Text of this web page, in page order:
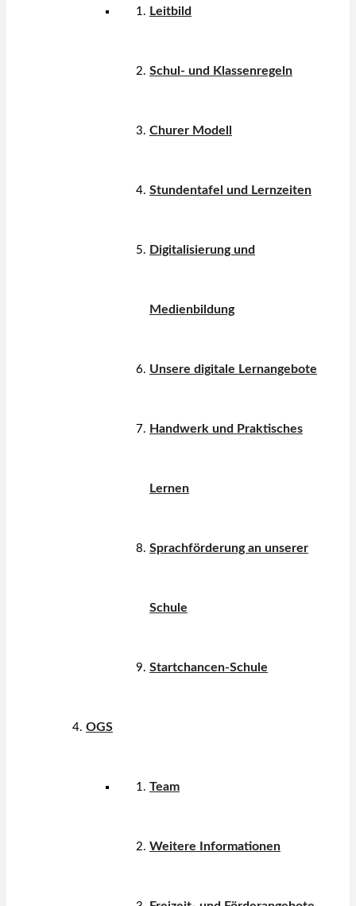
Leitbild
Schul- und Klassenregeln
Churer Modell
Stundentafel und Lernzeiten
Digitalisierung und
Medienbildung
Unsere digitale Lernangebote
Handwerk und Praktisches
Lernen
Sprachförderung an unserer
Schule
Startchancen-Schule
OGS
Team
Weitere Informationen